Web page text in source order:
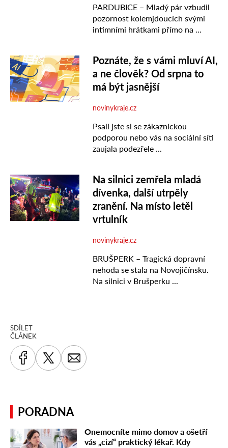
SDÍLET
ČLÁNEK
PORADNA
Onemocníte mimo domov a ošetří
vás „cizí“ praktický lékař. Kdy